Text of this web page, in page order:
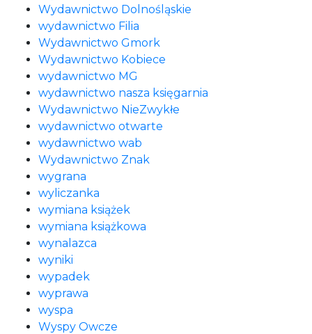
Wydawnictwo Dolnośląskie
wydawnictwo Filia
Wydawnictwo Gmork
Wydawnictwo Kobiece
wydawnictwo MG
wydawnictwo nasza księgarnia
Wydawnictwo NieZwykłe
wydawnictwo otwarte
wydawnictwo wab
Wydawnictwo Znak
wygrana
wyliczanka
wymiana książek
wymiana książkowa
wynalazca
wyniki
wypadek
wyprawa
wyspa
Wyspy Owcze